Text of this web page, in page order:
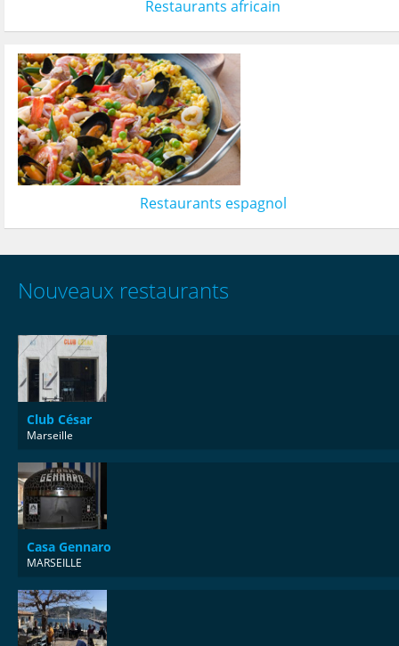
Restaurants africain
Restaurants espagnol
Nouveaux restaurants
Club César
Marseille
Casa Gennaro
MARSEILLE